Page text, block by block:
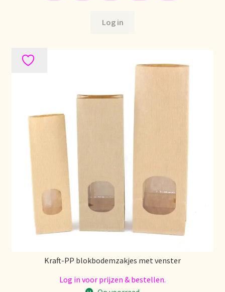
Log in
Kraft-PP blokbodemzakjes met venster
Log in voor prijzen & bestellen.